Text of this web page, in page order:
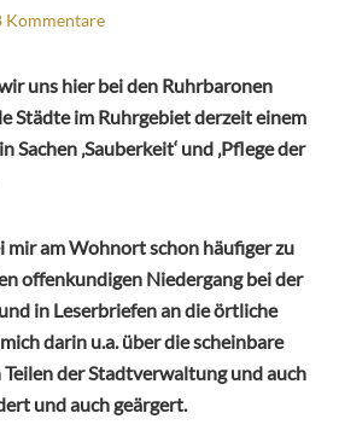
Kommentare
uns hier bei den Ruhrbaronen
Städte im Ruhrgebiet derzeit einem
‚Sauberkeit‘ und ‚Pflege der
mir am Wohnort schon häufiger zu
offenkundigen Niedergang bei der
in Leserbriefen an die örtliche
darin u.a. über die scheinbare
der Stadtverwaltung und auch
und auch geärgert.